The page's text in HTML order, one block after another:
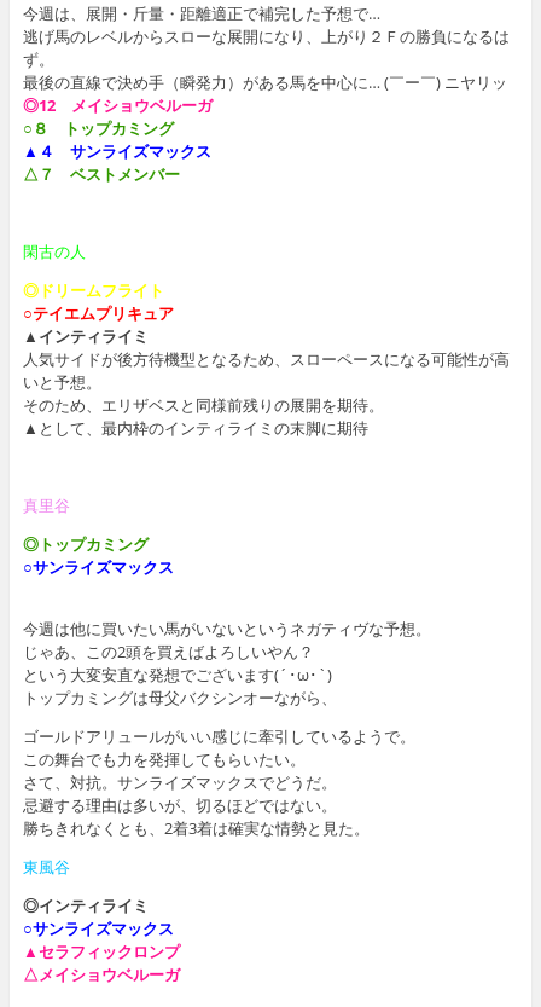
今週は、展開・斤量・距離適正で補完した予想で…
逃げ馬のレベルからスローな展開になり、上がり２Ｆの勝負になるは
ず。
最後の直線で決め手（瞬発力）がある馬を中心に… (￣ー￣) ニヤリッ
◎12 メイショウベルーガ
○８ トップカミング
▲４ サンライズマックス
△７ ベストメンバー
閑古の人
◎ドリームフライト
○テイエムプリキュア
▲インティライミ
人気サイドが後方待機型となるため、スローペースになる可能性が高
いと予想。
そのため、エリザベスと同様前残りの展開を期待。
▲として、最内枠のインティライミの末脚に期待
真里谷
◎トップカミング
○サンライズマックス
今週は他に買いたい馬がいないというネガティヴな予想。
じゃあ、この2頭を買えばよろしいやん？
という大変安直な発想でございます(´･ω･`)
トップカミングは母父バクシンオーながら、
ゴールドアリュールがいい感じに牽引しているようで。
この舞台でも力を発揮してもらいたい。
さて、対抗。サンライズマックスでどうだ。
忌避する理由は多いが、切るほどではない。
勝ちきれなくとも、2着3着は確実な情勢と見た。
東風谷
◎インティライミ
○サンライズマックス
▲セラフィックロンプ
△メイショウベルーガ